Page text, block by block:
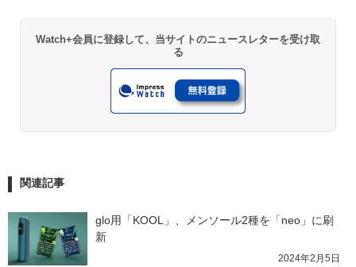
Watch+会員に登録して、当サイトのニュースレターを受け取
る
関連記事
glo用「KOOL」、メンソール2種を「neo」に刷
新
2024年2月5日